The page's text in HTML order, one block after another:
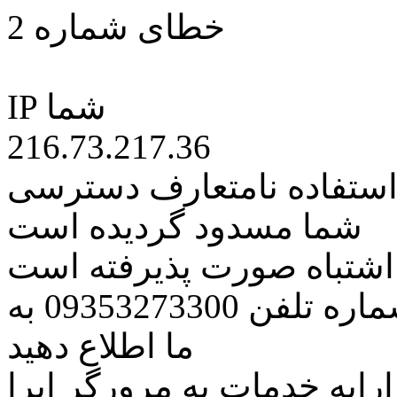
خطای شماره 2
IP شما
216.73.217.36
نامتعارف دسترسی
شما مسدود گردیده است
اشتباه صورت پذیرفته است
مراتب این مسئله را از طریق شماره تلفن 09353273300 به
ما اطلاع دهید
خدمات به مرورگر اپرا